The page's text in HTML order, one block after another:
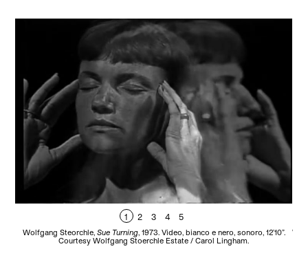
1 2 3 4 5
Wolfgang Steorchle, Sue Turning, 1973. Video, bianco e nero, sonoro, 12’10”.
Courtesy Wolfgang Stoerchle Estate / Carol Lingham.